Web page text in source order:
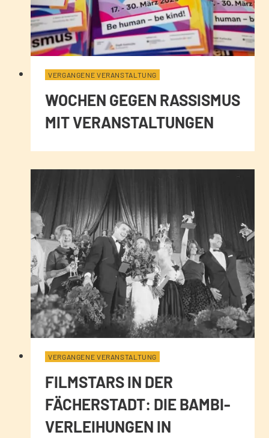
VERGANGENE VERANSTALTUNG
WOCHEN GEGEN RASSISMUS
MIT VERANSTALTUNGEN
VERGANGENE VERANSTALTUNG
FILMSTARS IN DER
FÄCHERSTADT: DIE BAMBI-
VERLEIHUNGEN IN